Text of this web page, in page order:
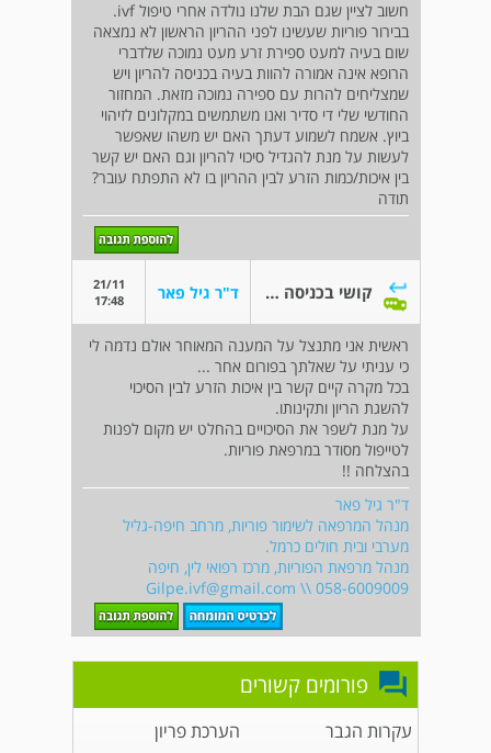
חשוב לציין שגם הבת שלנו נולדה אחרי טיפול ivf.
בבירור פוריות שעשינו לפני ההריון הראשון לא נמצאה
שום בעיה למעט ספירת זרע מעט נמוכה שלדברי
הרופא אינה אמורה להוות בעיה בכניסה להריון ויש
שמצליחים להרות עם ספירה נמוכה מזאת. המחזור
החודשי שלי די סדיר ואנו משתמשים במקלונים לזיהוי
ביוץ. אשמח לשמוע דעתך האם יש משהו שאפשר
לעשות על מנת להגדיל סיכוי להריון וגם האם יש קשר
בין איכות/כמות הזרע לבין ההריון בו לא התפתח עובר?
תודה
קושי בכניסה להריון ד"ר גיל פאר
21/11
17:48
ראשית אני מתנצל על המענה המאוחר אולם נדמה לי
כי עניתי על שאלתך בפורום אחר ...
בכל מקרה קיים קשר בין איכות הזרע לבין הסיכוי
להשגת הריון ותקינותו.
על מנת לשפר את הסיכויים בהחלט יש מקום לפנות
לטייפול מסודר במרפאת פוריות.
בהצלחה !!
ד"ר גיל פאר
מנהל המרפאה לשימור פוריות, מרחב חיפה-גליל
מערבי ובית חולים כרמל.
מנהל מרפאת הפוריות, מרכז רפואי לין, חיפה
Gilpe.ivf@gmail.com \\ 058-6009009
פורומים קשורים
עקרות הגבר
הערכת פריון